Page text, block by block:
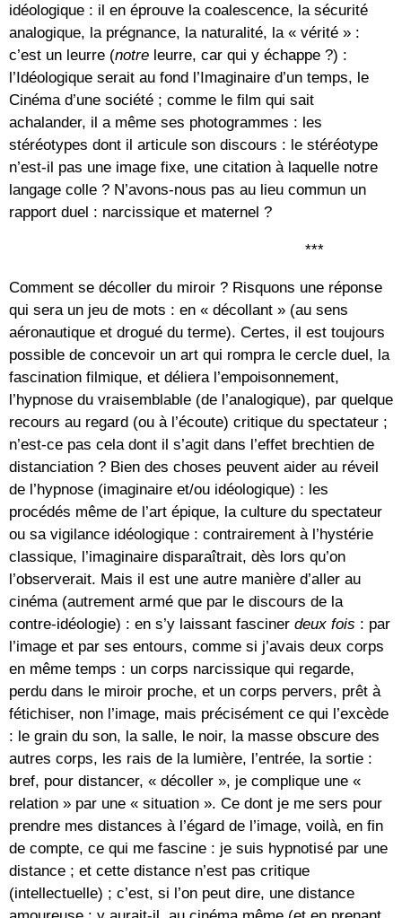
idéologique : il en éprouve la coalescence, la sécurité
analogique, la prégnance, la naturalité, la « vérité » :
c’est un leurre (notre leurre, car qui y échappe ?) :
l’Idéologique serait au fond l’Imaginaire d’un temps, le
Cinéma d’une société ; comme le film qui sait
achalander, il a même ses photogrammes : les
stéréotypes dont il articule son discours : le stéréotype
n’est-il pas une image fixe, une citation à laquelle notre
langage colle ? N’avons-nous pas au lieu commun un
rapport duel : narcissique et maternel ?
***
Comment se décoller du miroir ? Risquons une réponse
qui sera un jeu de mots : en « décollant » (au sens
aéronautique et drogué du terme). Certes, il est toujours
possible de concevoir un art qui rompra le cercle duel, la
fascination filmique, et déliera l’empoisonnement,
l’hypnose du vraisemblable (de l’analogique), par quelque
recours au regard (ou à l’écoute) critique du spectateur ;
n’est-ce pas cela dont il s’agit dans l’effet brechtien de
distanciation ? Bien des choses peuvent aider au réveil
de l’hypnose (imaginaire et/ou idéologique) : les
procédés même de l’art épique, la culture du spectateur
ou sa vigilance idéologique : contrairement à l’hystérie
classique, l’imaginaire disparaîtrait, dès lors qu’on
l’observerait. Mais il est une autre manière d’aller au
cinéma (autrement armé que par le discours de la
contre-idéologie) : en s’y laissant fasciner deux fois : par
l’image et par ses entours, comme si j’avais deux corps
en même temps : un corps narcissique qui regarde,
perdu dans le miroir proche, et un corps pervers, prêt à
fétichiser, non l’image, mais précisément ce qui l’excède
: le grain du son, la salle, le noir, la masse obscure des
autres corps, les rais de la lumière, l’entrée, la sortie :
bref, pour distancer, « décoller », je complique une «
relation » par une « situation ». Ce dont je me sers pour
prendre mes distances à l’égard de l’image, voilà, en fin
de compte, ce qui me fascine : je suis hypnotisé par une
distance ; et cette distance n’est pas critique
(intellectuelle) ; c’est, si l’on peut dire, une distance